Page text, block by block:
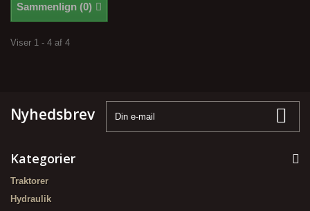
Sammenlign (0)
Viser 1 - 4 af 4
Nyhedsbrev
Kategorier
Traktorer
Hydraulik